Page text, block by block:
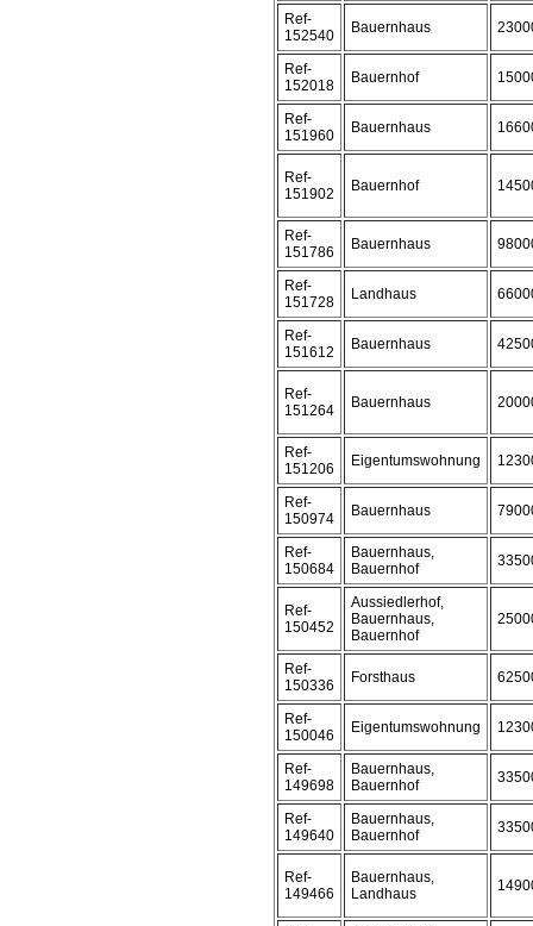
Ref-
152540
Bauernhaus
Ref-
152018
Bauernhof
Ref-
151960
Bauernhaus
Ref-
151902
Bauernhof
Ref-
151786
Bauernhaus
Ref-
151728
Landhaus
Ref-
151612
Bauernhaus
Ref-
151264
Bauernhaus
Ref-
151206
Eigentumswohnung
Ref-
150974
Bauernhaus
Ref-
150684
Bauernhaus,
Bauernhof
Ref-
150452
Aussiedlerhof,
Bauernhaus,
Bauernhof
Ref-
150336
Forsthaus
Ref-
150046
Eigentumswohnung
Ref-
149698
Bauernhaus,
Bauernhof
Ref-
149640
Bauernhaus,
Bauernhof
Ref-
149466
Bauernhaus,
Landhaus